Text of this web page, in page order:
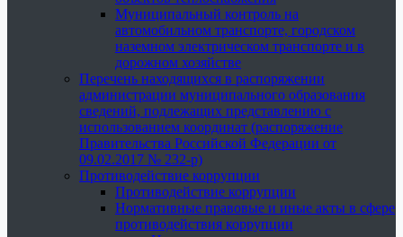
Муниципальный контроль на
автомобильном транспорте, городском
наземном электрическом транспорте и в
дорожном хозяйстве
Перечень находящихся в распоряжении
администрации муниципального образования
сведений, подлежащих представлению с
использованием координат (распоряжение
Правительства Российской Федерации от
09.02.2017 № 232-р)
Противодействие коррупции
Противодействие коррупции
Нормативные правовые и иные акты в сфере
противодействия коррупции